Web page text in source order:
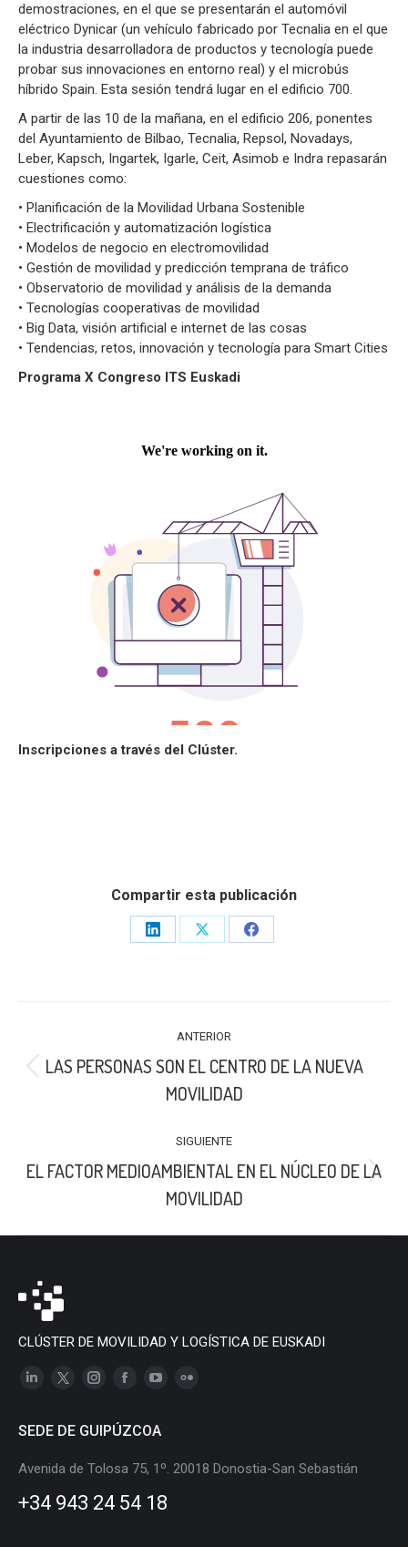
demostraciones, en el que se presentarán el automóvil
eléctrico Dynicar (un vehículo fabricado por Tecnalia en el que
la industria desarrolladora de productos y tecnología puede
probar sus innovaciones en entorno real) y el microbús
híbrido Spain. Esta sesión tendrá lugar en el edificio 700.
A partir de las 10 de la mañana, en el edificio 206, ponentes
del Ayuntamiento de Bilbao, Tecnalia, Repsol, Novadays,
Leber, Kapsch, Ingartek, Igarle, Ceit, Asimob e Indra repasarán
cuestiones como:
• Planificación de la Movilidad Urbana Sostenible
• Electrificación y automatización logística
• Modelos de negocio en electromovilidad
• Gestión de movilidad y predicción temprana de tráfico
• Observatorio de movilidad y análisis de la demanda
• Tecnologías cooperativas de movilidad
• Big Data, visión artificial e internet de las cosas
• Tendencias, retos, innovación y tecnología para Smart Cities
Programa X Congreso ITS Euskadi
Inscripciones a través del Clúster.
Compartir esta publicación
Share
Share
Share
ENTRE
PUBLICACIONES
ANTERIOR
Publicación
anterior:
LAS PERSONAS SON EL CENTRO DE LA NUEVA
MOVILIDAD
SIGUIENTE
Publicación
siguiente:
EL FACTOR MEDIOAMBIENTAL EN EL NÚCLEO DE LA
MOVILIDAD
CLÚSTER DE MOVILIDAD Y LOGÍSTICA DE EUSKADI
Linkedin
opens
window
X
opens
window
Instagram
opens
in
window
opens
in
window
opens
in
window
in
SEDE DE GUIPÚZCOA
Avenida de Tolosa 75, 1º. 20018 Donostia-San Sebastián
+34 943 24 54 18